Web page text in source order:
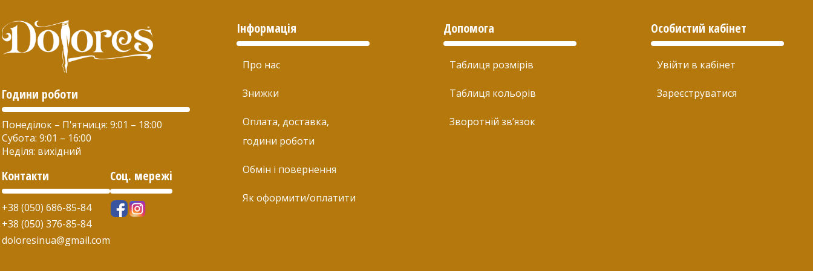
Години роботи
Понеділок – П'ятниця: 9:01 – 18:00
Субота: 9:01 – 16:00
Неділя: вихідний
Контакти
+38 (050) 686-85-84
+38 (050) 376-85-84
doloresinua@gmail.com
Соц. мережі
Інформація
Про нас
Знижки
Оплата, доставка,
години роботи
Обмін і повернення
Як оформити/оплатити
Допомога
Таблиця розмірів
Таблиця кольорів
Зворотній зв’язок
Особистий кабінет
Увійти в кабінет
Зареєструватися